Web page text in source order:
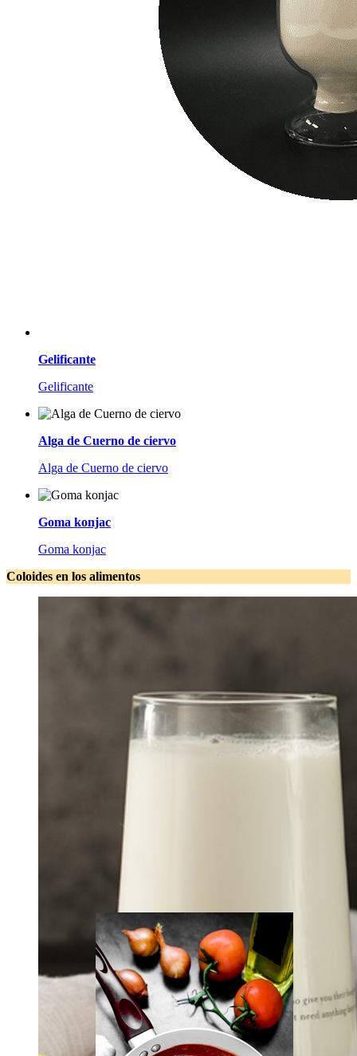
Gelificante
Gelificante
Alga de Cuerno de ciervo
Alga de Cuerno de ciervo
Goma konjac
Goma konjac
Coloides en los alimentos